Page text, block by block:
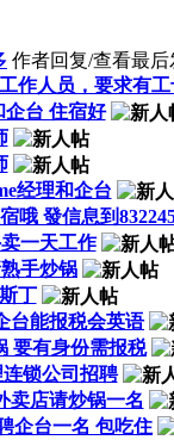
作者回复/查看最后
作人员，要求有工
企台 住宿好
经理和企台
哦 發信息到
一天工作
手炒锅
丁
台能报税会英语
要有身份需报税
锁公司招聘
卖店请炒锅一名
企台一名 包吃住